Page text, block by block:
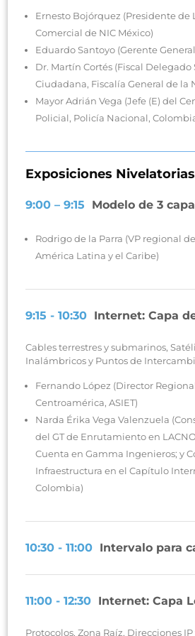
Ernesto Bojórquez (Presidente de
Comercial de NIC México)
Eduardo Santoyo (Gerente
Dr. Martín Cortés (Fiscal
Ciudadana, Fiscalía General de la
Mayor Adrián Vega (Jefe (E) del
Policial, Policía Nacional,
Exposiciones Nivelatorias
9:00 – 9:15 Modelo de 3
Rodrigo de la Parra (VP regional
América Latina y el Caribe)
9:15 - 10:30 Internet: Capa
Cables terrestres y submarinos,
Inalámbricos y Puntos de
Fernando López (Director
Centroamérica, ASIET)
Narda Érika Vega Valenzuela
del GT de Enrutamiento en
Cuenta en Gamma Ingenieros; y
Infraestructura en el Capítulo
Colombia)
10:30 - 11:00 Intervalo para
11:00 - 12:30 Internet: Capa
Protocolos, Zona Raíz, Direcciones